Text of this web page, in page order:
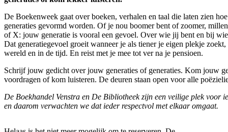
De Boekenweek gaat over boeken, verhalen en taal die laten zien hoe
generaties gevormd worden. Of je nou boomer bent of zoomer,
of X: jouw generatie is vooral een gevoel. Over wie jij bent en bij
Dat generatiegevoel groeit wanneer je als tiener je eigen plekje zoekt,
wereld en in de tijd. En reist met je mee tot ver na je pensioen.
Schrijf jouw gedicht over jouw generaties of generaties. Kom jouw
voordragen of kom luisteren. De deuren staan open voor alle
De Boekhandel Venstra en De Bibliotheek zijn een veilige plek voor
en daarom verwachten we dat ieder respectvol met elkaar omgaat.